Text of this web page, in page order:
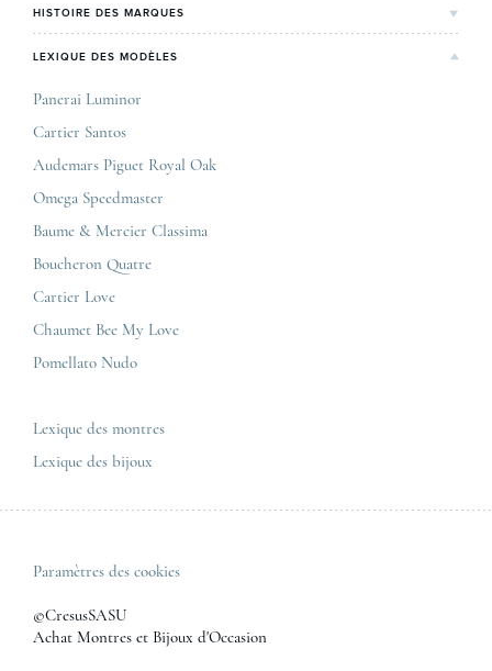
Notre expertise
On parle de nous
Carrières
Conditions générales de vente
Mentions légales
Politique de confidentialité
Plan du site
Nous contacter
Lyon
Corner Maty Nantes
Corner Maty Strasbourg
Corner Maty Toulouse
Corner Maty Besançon Kennedy
HISTOIRE DES MARQUES
Rolex
Omega
IWC
Zénith
Tous les modèles de luxe
LEXIQUE DES MODÈLES
Panerai Luminor
Cartier Santos
Audemars Piguet Royal Oak
Omega Speedmaster
Baume & Mercier Classima
Boucheron Quatre
Cartier Love
Chaumet Bee My Love
Pomellato Nudo
Lexique des montres
Lexique des bijoux
Paramètres des cookies
©CresusSASU
Achat Montres et Bijoux d'Occasion